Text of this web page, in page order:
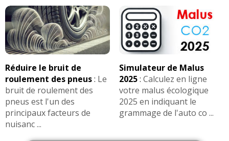
Réduire le bruit de
roulement des pneus: Le
bruit de roulement des
pneus est l'un des
principaux facteurs de
nuisanc ...
Simulateur de Malus
2025: Calculez en ligne
votre malus écologique
2025 en indiquant le
grammage de l'auto co ...